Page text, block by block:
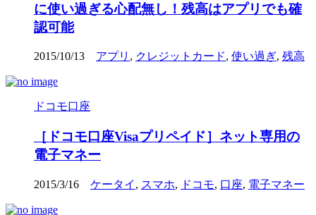
に使い過ぎる心配無し！残高はアプリでも確
認可能
2015/10/13 アプリ , クレジットカード, 使い過ぎ, 残高
ドコモ口座
［ドコモ口座Visaプリペイド］ネット専用の
電子マネー
2015/3/16 ケータイ , スマホ, ドコモ, 口座, 電子マネー